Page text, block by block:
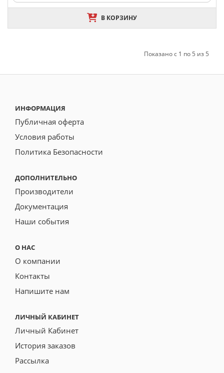
В КОРЗИНУ
Показано с 1 по 5 из 5
ИНФОРМАЦИЯ
Публичная оферта
Условия работы
Политика Безопасности
ДОПОЛНИТЕЛЬНО
Производители
Документация
Наши события
О НАС
О компании
Контакты
Напишите нам
ЛИЧНЫЙ КАБИНЕТ
Личный Кабинет
История заказов
Рассылка